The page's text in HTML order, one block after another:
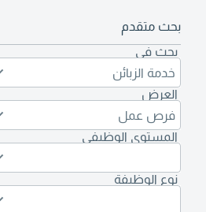
بحث متقدم
بحث في
خدمة الزبائن
العرض
فرص عمل
المستوى الوظيفي
نوع الوظيفة